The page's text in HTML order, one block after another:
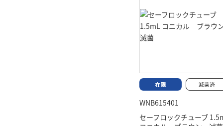
WNB615401
セーフロックチューブ